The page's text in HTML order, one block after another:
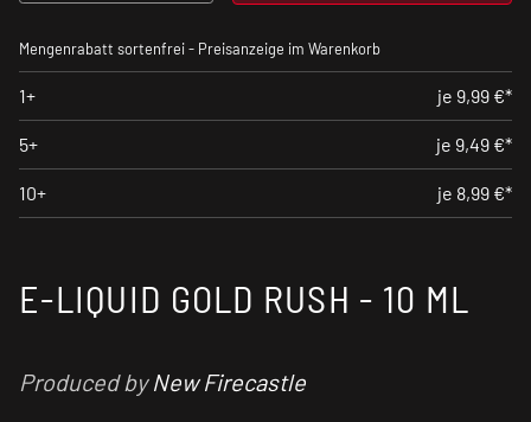
Mengenrabatt sortenfrei - Preisanzeige im Warenkorb
1+ je 9,99 €*
5+ je 9,49 €*
10+ je 8,99 €*
E-LIQUID GOLD RUSH - 10 ML
Produced byNew Firecastle